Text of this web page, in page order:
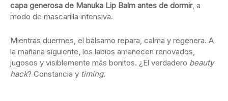
capa generosa de Manuka Lip Balm antes de dormir, a
modo de mascarilla intensiva.
Mientras duermes, el bálsamo repara, calma y regenera. A
la mañana siguiente, los labios amanecen renovados,
jugosos y visiblemente más bonitos. ¿El verdadero beauty
hack? Constancia y timing.